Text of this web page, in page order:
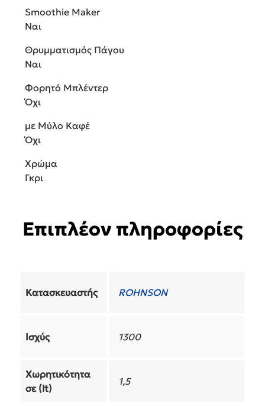
Smoothie Maker
Ναι
Θρυμματισμός Πάγου
Ναι
Φορητό Μπλέντερ
Όχι
με Μύλο Καφέ
Όχι
Χρώμα
Γκρι
Επιπλέον πληροφορίες
Κατασκευαστής ROHNSON
Ισχύς 1300
Χωρητικότητα
σε (lt)
1,5